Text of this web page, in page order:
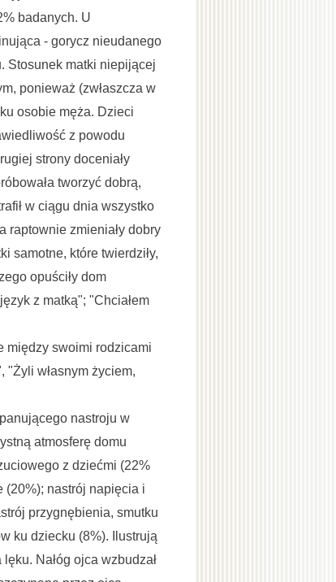
badanych. U
- gorycz nieudanego
Stosunek matki niepijącej
ponieważ (zwłaszcza w
osobie męża. Dzieci
z powodu
strony doceniały
tworzyć dobrą,
w ciągu dnia wszystko
raptownie zmieniały dobry
samotne, które twierdziły,
opuściły dom
z matką"; "Chciałem
między swoimi rodzicami
"Żyli własnym życiem,
nastroju w
atmosferę domu
z dziećmi (22%
(20%); nastrój napięcia i
przygnębienia, smutku
ku dziecku (8%). Ilustrują
Nałóg ojca wzbudzał